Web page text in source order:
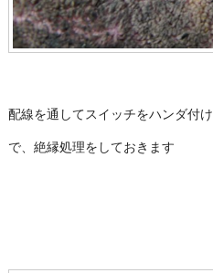
配線を通してスイッチをハンダ付け
で、絶縁処理をしておきます